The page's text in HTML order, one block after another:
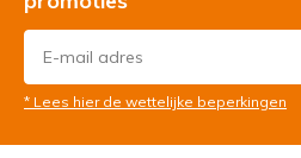
* Lees hier de wettelijke beperkingen